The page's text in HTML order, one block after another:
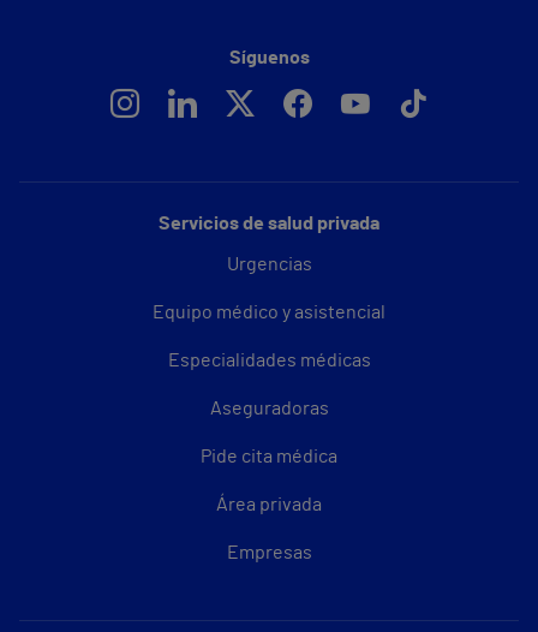
Servicios de salud privada
Urgencias
Equipo médico y asistencial
Especialidades médicas
Aseguradoras
Pide cita médica
Área privada
Empresas
Síguenos